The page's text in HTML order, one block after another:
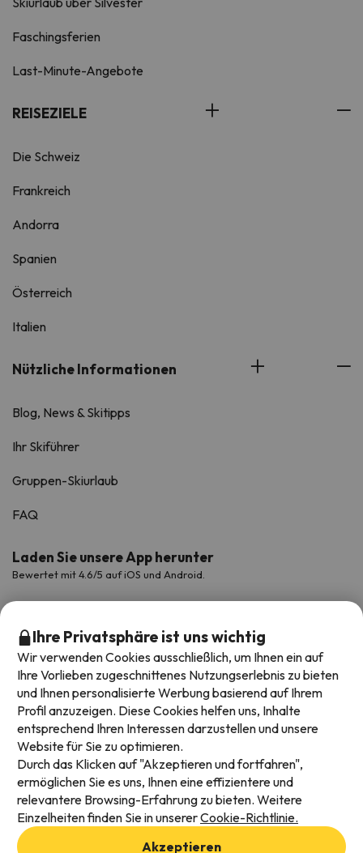
Faschingsferien
Last-Minute-Angebote
REISEZIELE
Die Schweiz
Frankreich
Andorra
Spanien
Österreich
Italien
Nützliche Informationen
Blog, News & Skitipps
Ihr Skiführer
Gruppen-Skiurlaub
FAQ
Laden Sie unsere App herunter
Bewertet mit 4.6/5 auf iOS und Android.
Verfügbare Zahlungsarten
Impressum und AGBs
Ihre Privatsphäre ist uns wichtig
Wir verwenden Cookies ausschließlich, um Ihnen ein auf
Ihre Vorlieben zugeschnittenes Nutzungserlebnis zu bieten
und Ihnen personalisierte Werbung basierend auf Ihrem
Profil anzuzeigen. Diese Cookies helfen uns, Inhalte
entsprechend Ihren Interessen darzustellen und unsere
Website für Sie zu optimieren.
Durch das Klicken auf "Akzeptieren und fortfahren",
ermöglichen Sie es uns, Ihnen eine effizientere und
relevantere Browsing-Erfahrung zu bieten. Weitere
Einzelheiten finden Sie in unsererCookie-Richtlinie.
Akzeptieren